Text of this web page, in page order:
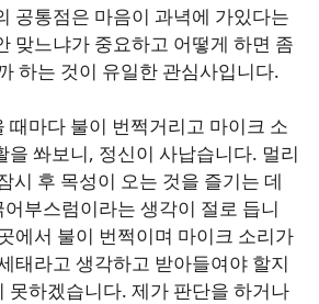
공통점은 마음이 과녁에 가있다는
맞느냐가 중요하고 어떻게 하면 좀
하는 것이 유일한 관심사입니다.
때마다 불이 번쩍거리고 마이크 소
을 쏴보니, 정신이 사납습니다. 멀리
시 후 목성이 오는 것을 즐기는 데
부스럼이라는 생각이 절로 듭니
에서 불이 번쩍이며 마이크 소리가
태라고 생각하고 받아들여야 할지
못하겠습니다. 제가 판단을 하거나